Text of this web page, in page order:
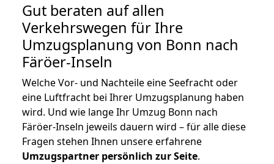
Gut beraten auf allen
Verkehrswegen für Ihre
Umzugsplanung von Bonn nach
Färöer-Inseln
Welche Vor- und Nachteile eine Seefracht oder
eine Luftfracht bei Ihrer Umzugsplanung haben
wird. Und wie lange Ihr Umzug Bonn nach
Färöer-Inseln jeweils dauern wird – für alle diese
Fragen stehen Ihnen unsere erfahrene
Umzugspartner persönlich zur Seite.